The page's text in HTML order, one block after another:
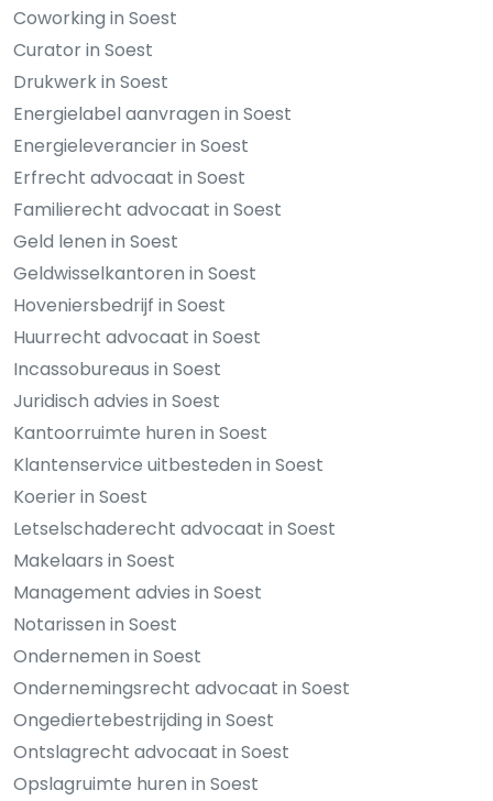
Coworking in Soest
Curator in Soest
Drukwerk in Soest
Energielabel aanvragen in Soest
Energieleverancier in Soest
Erfrecht advocaat in Soest
Familierecht advocaat in Soest
Geld lenen in Soest
Geldwisselkantoren in Soest
Hoveniersbedrijf in Soest
Huurrecht advocaat in Soest
Incassobureaus in Soest
Juridisch advies in Soest
Kantoorruimte huren in Soest
Klantenservice uitbesteden in Soest
Koerier in Soest
Letselschaderecht advocaat in Soest
Makelaars in Soest
Management advies in Soest
Notarissen in Soest
Ondernemen in Soest
Ondernemingsrecht advocaat in Soest
Ongediertebestrijding in Soest
Ontslagrecht advocaat in Soest
Opslagruimte huren in Soest